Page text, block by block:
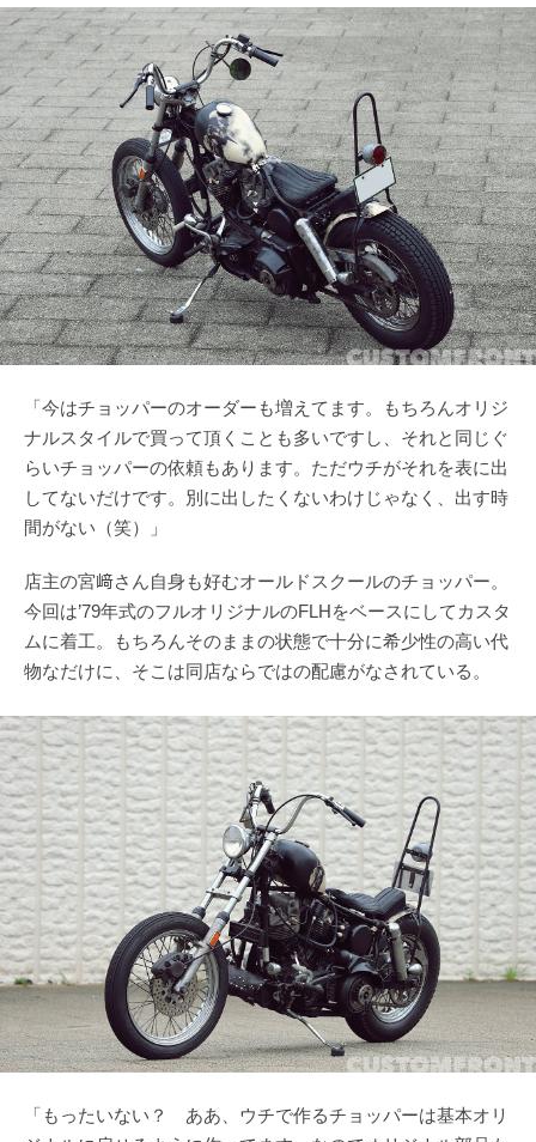
「今はチョッパーのオーダーも増えてます。もちろんオリジ
ナルスタイルで買って頂くことも多いですし、それと同じぐ
らいチョッパーの依頼もあります。ただウチがそれを表に出
してないだけです。別に出したくないわけじゃなく、出す時
間がない（笑）」
店主の宮﨑さん自身も好むオールドスクールのチョッパー。
今回は’79年式のフルオリジナルのFLHをベースにしてカスタ
ムに着工。もちろんそのままの状態で十分に希少性の高い代
物なだけに、そこは同店ならではの配慮がなされている。
「もったいない？ ああ、ウチで作るチョッパーは基本オリ